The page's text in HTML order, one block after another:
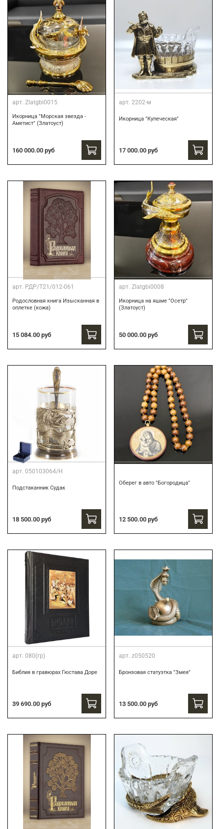
арт. Zlatgbi0015
Икорница "Морская звезда -
Аметист" (Златоуст)
160 000.00 руб
арт. 2202-м
Икорница "Купеческая"
17 000.00 руб
арт. РДР/Т21/012-061
Родословная книга Изысканная в
оплетке (кожа)
15 084.00 руб
арт. Zlatgbi0008
Икорница на яшме "Осетр"
(Златоуст)
50 000.00 руб
арт. 050103064/Н
Подстаканник Судак
18 500.00 руб
Оберег в авто "Богородица"
12 500.00 руб
арт. 080(гр)
Библия в гравюрах Гюстава Доре
39 690.00 руб
арт. z050520
Бронзовая статуэтка "Змея"
13 500.00 руб